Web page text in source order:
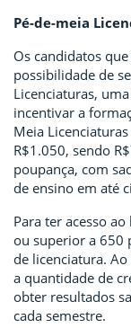
Pé-de-meia
Os candidatos
possibilidade de
Licenciaturas,
incentivar a
Meia
R$1.050, sendo
poupança, com
de ensino em até
Para ter acesso
ou superior a 650
de licenciatura.
a quantidade de
obter resultados
cada semestre.